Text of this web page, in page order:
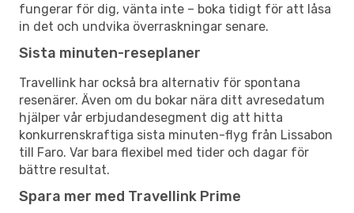
fungerar för dig, vänta inte – boka tidigt för att låsa
in det och undvika överraskningar senare.
Sista minuten-reseplaner
Travellink har också bra alternativ för spontana
resenärer. Även om du bokar nära ditt avresedatum
hjälper vår erbjudandesegment dig att hitta
konkurrenskraftiga sista minuten-flyg från Lissabon
till Faro. Var bara flexibel med tider och dagar för
bättre resultat.
Spara mer med Travellink Prime